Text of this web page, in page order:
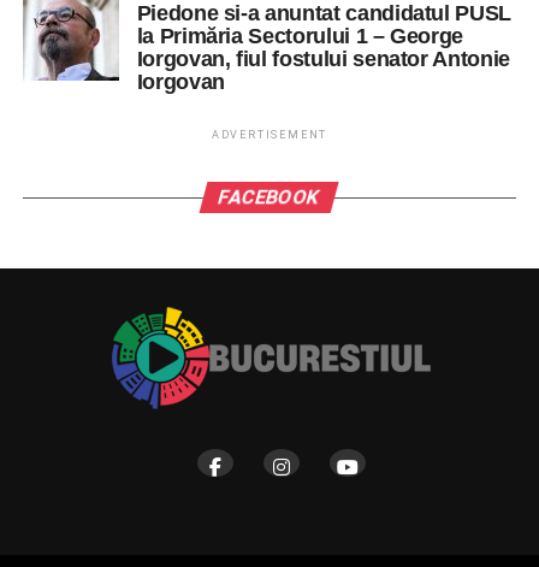
Piedone si-a anuntat candidatul PUSL
la Primăria Sectorului 1 – George
Iorgovan, fiul fostului senator Antonie
Iorgovan
ADVERTISEMENT
FACEBOOK